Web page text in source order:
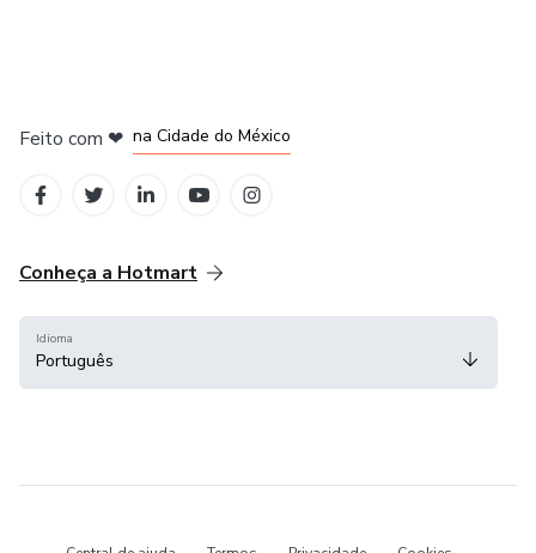
Feito com ❤ na Cidade do México
Conheça a Hotmart
Idioma
Português